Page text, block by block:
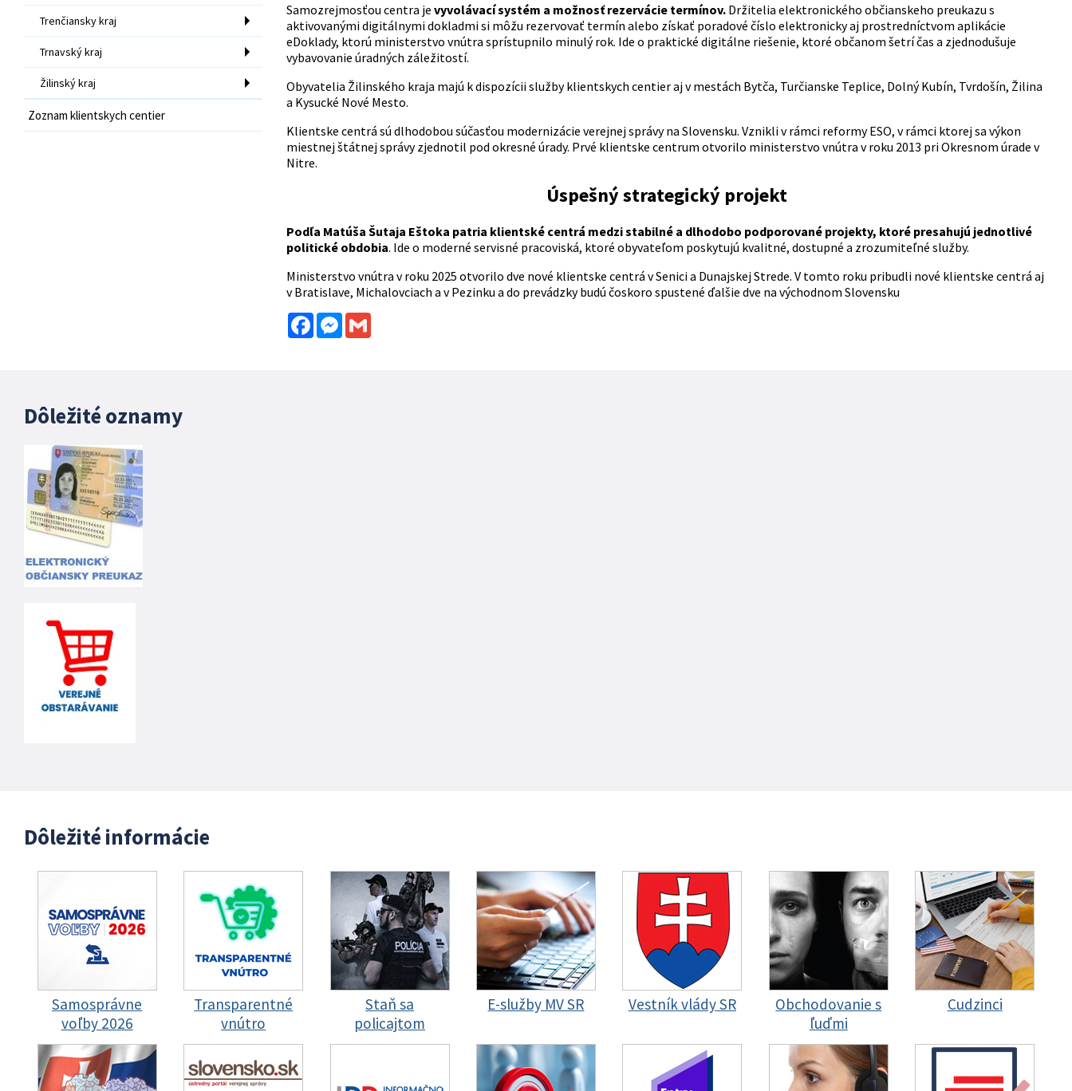
Trenčiansky kraj
Trnavský kraj
Žilinský kraj
Zoznam klientskych centier
Samozrejmosťou centra je vyvolávací systém a možnosť rezervácie termínov.Držitelia elektronického občianskeho preukazu s
aktivovanými digitálnymi dokladmi si môžu rezervovať termín alebo získať poradové číslo elektronicky aj prostredníctvom aplikácie
eDoklady, ktorú ministerstvo vnútra sprístupnilo minulý rok. Ide o praktické digitálne riešenie, ktoré občanom šetrí čas a zjednodušuje
vybavovanie úradných záležitostí.
Obyvatelia Žilinského kraja majú k dispozícii služby klientskych centier aj v mestách Bytča, Turčianske Teplice, Dolný Kubín, Tvrdošín, Žilina
a Kysucké Nové Mesto.
Klientske centrá sú dlhodobou súčasťou modernizácie verejnej správy na Slovensku. Vznikli v rámci reformy ESO, v rámci ktorej sa výkon
miestnej štátnej správy zjednotil pod okresné úrady. Prvé klientske centrum otvorilo ministerstvo vnútra v roku 2013 pri Okresnom úrade v
Nitre.
Úspešný strategický projekt
Podľa Matúša Šutaja Eštoka patria klientské centrá medzi stabilné a dlhodobo podporované projekty, ktoré presahujú jednotlivé
politické obdobia. Ide o moderné servisné pracoviská, ktoré obyvateľom poskytujú kvalitné, dostupné a zrozumiteľné služby.
Ministerstvo vnútra v roku 2025 otvorilo dve nové klientske centrá v Senici a Dunajskej Strede. V tomto roku pribudli nové klientske centrá aj
v Bratislave, Michalovciach a v Pezinku a do prevádzky budú čoskoro spustené ďalšie dve na východnom Slovensku
FacebookMessenger
Gmail
Dôležité oznamy
Dôležité informácie
Samosprávne
voľby 2026
Transparentné
vnútro
Staň sa
policajtom
E-služby MV SR Vestník vlády SR
Obchodovanie s
ľuďmi
Cudzinci